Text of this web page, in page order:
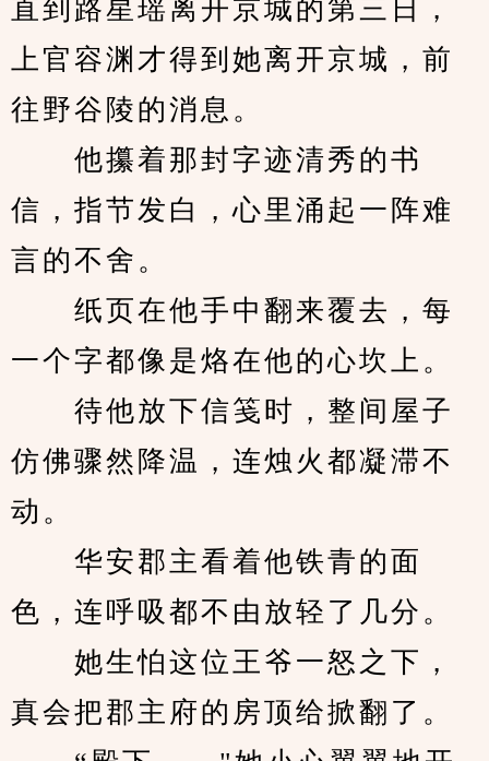
直到路星瑶离开京城的第三日，
上官容渊才得到她离开京城，前
往野谷陵的消息。
他攥着那封字迹清秀的书
信，指节发白，心里涌起一阵难
言的不舍。
纸页在他手中翻来覆去，每
一个字都像是烙在他的心坎上。
待他放下信笺时，整间屋子
仿佛骤然降温，连烛火都凝滞不
动。
华安郡主看着他铁青的面
色，连呼吸都不由放轻了几分。
她生怕这位王爷一怒之下，
真会把郡主府的房顶给掀翻了。